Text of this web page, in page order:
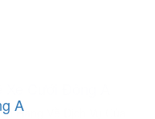
A